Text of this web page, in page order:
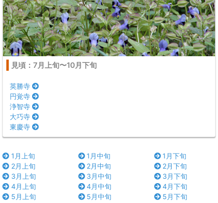
見頃：7月上旬〜10月下旬
英勝寺
円覚寺
浄智寺
大巧寺
東慶寺
1月上旬 1月中旬
1月下旬
2月上旬
2月中旬
2月下旬
3月上旬
3月中旬
3月下旬
4月上旬
4月中旬
4月下旬
5月上旬
5月中旬
5月下旬